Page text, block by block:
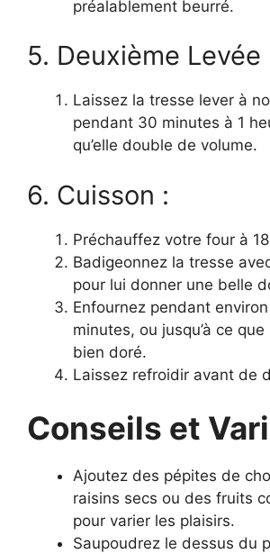
préalablement beurré.
5. Deuxième Levée
Laissez la tresse lever à
pendant 30 minutes à 1
qu’elle double de volume.
6. Cuisson :
Préchauffez votre four à
Badigeonnez la tresse
pour lui donner une belle
Enfournez pendant
minutes, ou jusqu’à ce
bien doré.
Laissez refroidir avant de
Conseils et
Ajoutez des pépites de
raisins secs ou des fruits
pour varier les plaisirs.
Saupoudrez le dessus du